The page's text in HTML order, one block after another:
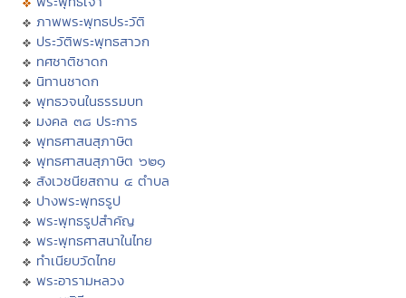
ภาพพระพุทธประวัติ
ประวัติพระพุทธสาวก
ทศชาติชาดก
นิทานชาดก
พุทธวจนในธรรมบท
มงคล ๓๘ ประการ
พุทธศาสนสุภาษิต
พุทธศาสนสุภาษิต ๖๒๑
สังเวชนียสถาน ๔ ตำบล
ปางพระพุทธรูป
พระพุทธรูปสำคัญ
พระพุทธศาสนาในไทย
ทำเนียบวัดไทย
พระอารามหลวง